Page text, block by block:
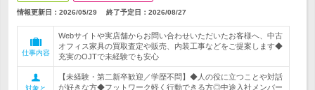
情報更新日：2026/05/29 終了予定日： 2026/08/27
仕事内容
Webサイトや実店舗からお問い合わせいただいたお客様へ、中古
オフィス家具の買取査定や販売、内装工事などをご提案します◆
充実のOJTで未経験でも安心
対象と
【未経験・第二新卒歓迎／学歴不問】◆人の役に立つことや対話
が好きな方◆フットワーク軽く行動できる方◎中途入社メンバー